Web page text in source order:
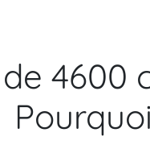
4600